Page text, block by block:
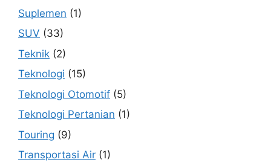
Suplemen (1)
SUV (33)
Teknik (2)
Teknologi (15)
Teknologi Otomotif (5)
Teknologi Pertanian (1)
Touring (9)
Transportasi Air (1)